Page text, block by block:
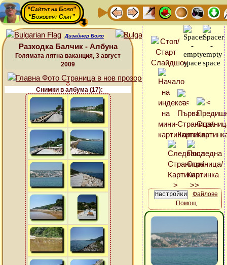
“Сайтът на Божо”
“Божовият Сайт”
Дизайнер Божо
Разходка Балчик - Албуна
Голямата лятна ваканция, 3 август
2009
Снимки в албума (17):
Файлове
Помощ